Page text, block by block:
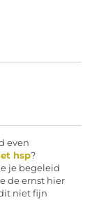
even
hsp?
je begeleid
de ernst hier
niet fijn